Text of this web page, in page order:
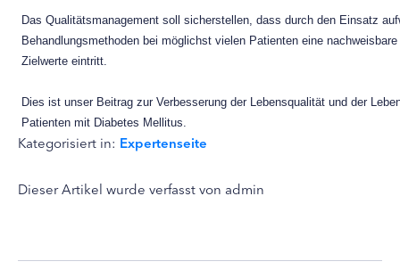
Das Qualitätsmanagement soll sicherstellen, dass durch den Einsatz
Behandlungsmethoden bei möglichst vielen Patienten eine
Zielwerte eintritt.
Dies ist unser Beitrag zur Verbesserung der Lebensqualität und der
Patienten mit Diabetes Mellitus.
Kategorisiert in: Expertenseite
Dieser Artikel wurde verfasst von admin